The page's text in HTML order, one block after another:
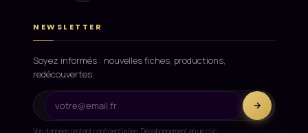
NEWSLETTER
Soyez informés : nouvelles fiches, productions,
redécouvertes.
Vos données restent confidentielles. Désabonnement en un clic.